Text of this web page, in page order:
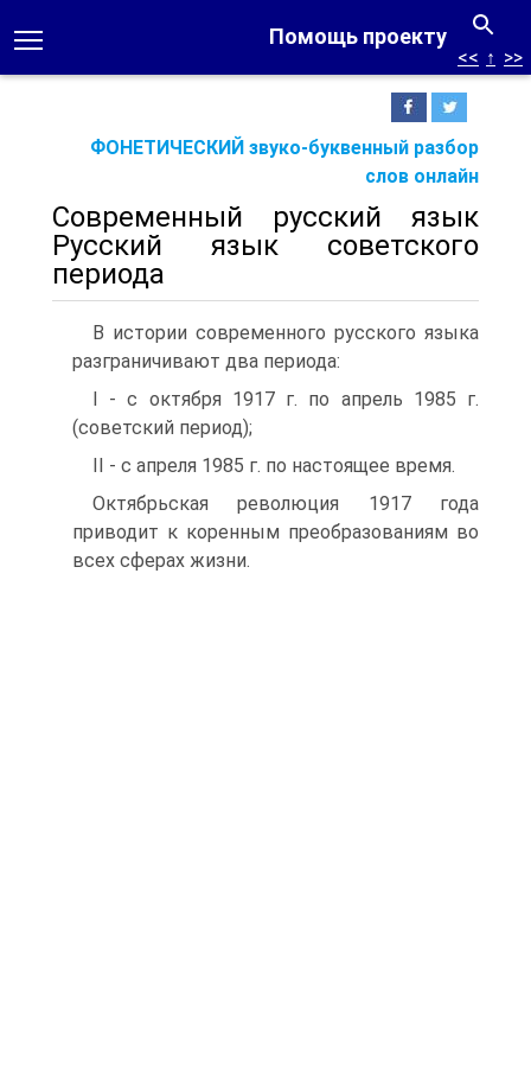
Помощь проекту
ФОНЕТИЧЕСКИЙ звуко-буквенный разбор
слов онлайн
<< ↑ >>
Современный русский язык
Русский язык советского
периода
В истории современного русского языка
разграничивают два периода:
I - с октября 1917 г. по апрель 1985 г.
(советский период);
II - с апреля 1985 г. по настоящее время.
Октябрьская революция 1917 года
приводит к коренным преобразованиям во
всех сферах жизни.